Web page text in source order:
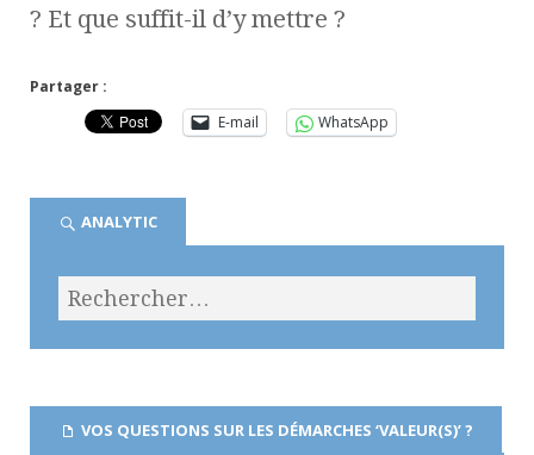
? Et que suffit-il d’y mettre ?
Partager :
E-mail
WhatsApp
ANALYTIC
VOS QUESTIONS SUR LES DÉMARCHES ‘VALEUR(S)’ ?